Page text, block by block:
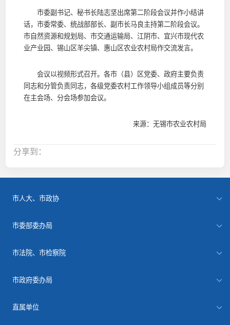
市委副书记、秘书长陆志坚出席第二阶段会议并作小结讲
话，市委常委、统战部部长、副市长马良主持第二阶段会议。
市自然资源和规划局、市交通运输局、江阴市、宜兴市现代农
业产业园、锡山区羊尖镇、惠山区农业农村局作交流发言。
会议以视频形式召开。各市（县）区党委、政府主要负责
同志和分管负责同志，各级党委农村工作领导小组成员等分别
在主会场、分会场参加会议。
来源：无锡市农业农村局
分享到：
市人大、市政协
市委部委办局
市法院、市检察院
市政府委办局
直属单位